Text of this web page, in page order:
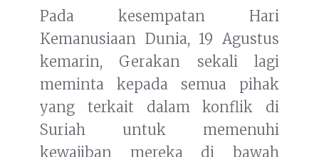
Pada kesempatan Hari
Kemanusiaan Dunia, 19 Agustus
kemarin, Gerakan sekali lagi
meminta kepada semua pihak
yang terkait dalam konflik di
Suriah untuk memenuhi
kewajiban mereka di bawah